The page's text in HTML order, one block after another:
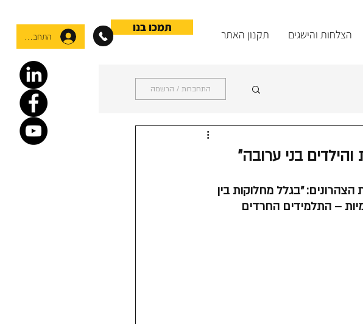
התחברות
תמכו בנו
הצלחות והישגים תקנון האתר
התחברות / הרשמה
בני ערובה"
"בגלל מחלוקות בין
– התלמידים החרדים